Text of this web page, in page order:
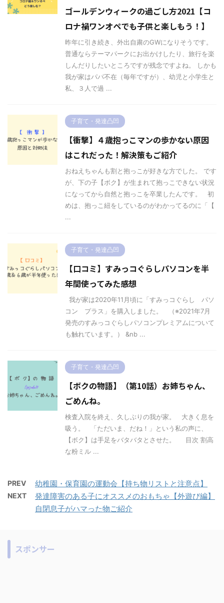
ゴールデンウィークの過ごし方2021【コ
ロナ禍ワンオペでも子供と楽しもう！】
昨年に引き続き、外出自粛のGWになりそうです。
普通ならテーマパークにお出かけしたり、旅行を楽
しんだりしたいところですが残念ですよね。 しかも
我が家はパパ不在（毎年ですが）、幼児と小学生と
私、３人で過 ...
子育て・発達凸凹
【衝撃】４歳抱っこマンの歩かない原因
はこれだった！解決策もご紹介
おねえちゃんも割と抱っこが好きな方でした。 です
が、下の子【ボク】が生まれて抱っこできない状況
になってから自然と抱っこを卒業したんです。 初
めは、抱っこ紐をしているのがわかってるのに「【
...
子育て・発達凸凹
【口コミ】すみっコぐらしパソコンを半
年間使ってみた感想
我が家は2020年11月頃に「すみっコぐらし パソ
コン プラス」を購入しました。 （※2021年7月
発売のすみっコぐらしパソコンプレミアムについて
も触れています。） &nb ...
子育て・発達凸凹
【ボクの物語】（第10話）お姉ちゃん、
ごめんね。
検査入院を終え、久しぶりの我が家。 大きく息を
吸う。 「ただいま、だね！」という私の声に、
【ボク】は手足をバタバタとさせた。 目次 割高
な粉ミル ...
PREV 幼稚園・保育園の運動会【持ち物リストと注意点】
NEXT
発達障害のある子にオススメのおもちゃ【外遊び編】
自閉息子がハマった物ご紹介
スポンサー